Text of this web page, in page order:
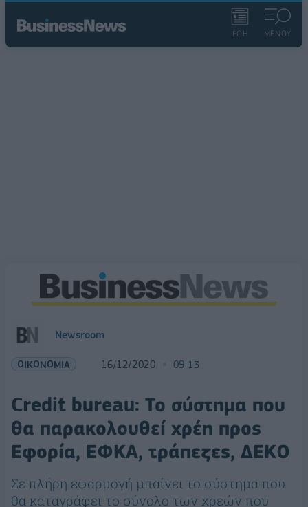
ΡΟΗ ΜΕΝΟΥ
Newsroom
ΟΙΚΟΝΟΜΙΑ 16/12/2020 09:13
Credit bureau: Το σύστημα που
θα παρακολουθεί χρέη προς
Εφορία, ΕΦΚΑ, τράπεζες, ΔΕΚΟ
Σε πλήρη εφαρμογή μπαίνει το σύστημα που
θα καταγράφει το σύνολο των χρεών που